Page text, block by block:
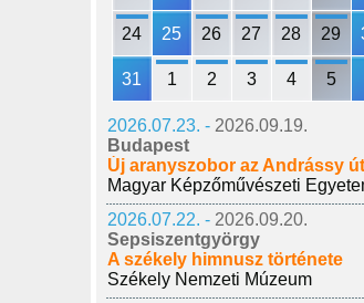
24 25 26 27 28 29
31 1 2 3 4 5
2026.07.23. - 2026.09.19.
Budapest
Új aranyszobor az Andrássy
Magyar Képzőművészeti
2026.07.22. - 2026.09.20.
Sepsiszentgyörgy
A székely himnusz története
Székely Nemzeti Múzeum